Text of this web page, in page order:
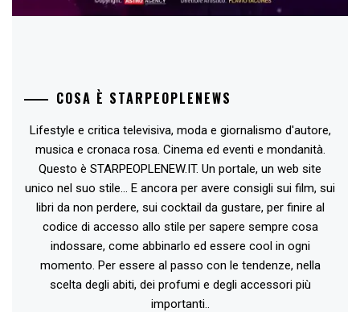
COSA È STARPEOPLENEWS
Lifestyle e critica televisiva, moda e giornalismo d'autore,
musica e cronaca rosa. Cinema ed eventi e mondanità.
Questo è STARPEOPLENEW.IT. Un portale, un web site
unico nel suo stile... E ancora per avere consigli sui film, sui
libri da non perdere, sui cocktail da gustare, per finire al
codice di accesso allo stile per sapere sempre cosa
indossare, come abbinarlo ed essere cool in ogni
momento. Per essere al passo con le tendenze, nella
scelta degli abiti, dei profumi e degli accessori più
importanti..